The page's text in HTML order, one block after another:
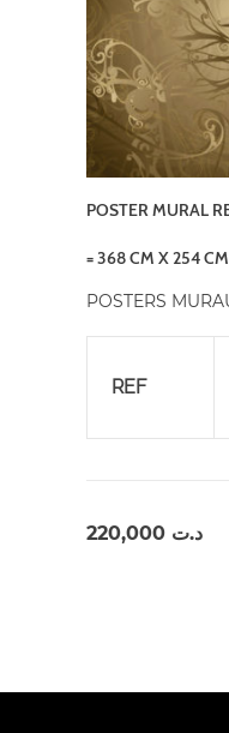
POSTER MURAL
= 368 CM X 254 CM
POSTERS
REF
د.ت